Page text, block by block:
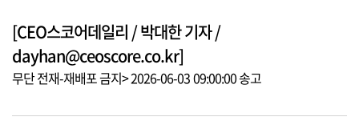
[CEO스코어데일리 / 박대한 기자 /
dayhan@ceoscore.co.kr]
무단 전재-재배포 금지> 2026-06-03 09:00:00 송고